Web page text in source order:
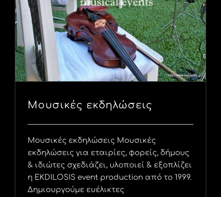
Μουσικές εκδηλώσεις
Μουσικές εκδηλώσεις Μουσικές
εκδηλώσεις για εταιρίες, φορείς, δήμους
& ιδιώτες σχεδιάζει, υλοποιεί & εξοπλίζει
η EKDILOSIS event production από το 1999.
Δημιουργούμε ευέλικτες